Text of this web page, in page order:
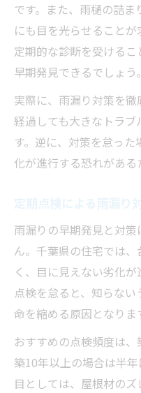
です。また、雨樋の詰
にも目を光らせること
定期的な診断を受ける
早期発見できるでしょう。
実際に、雨漏り対策を
経過しても大きなトラ
す。逆に、対策を怠っ
化が進行する恐れがある
雨漏りの早期発見と対
ん。千葉県の住宅では
く、目に見えない劣化が
点検を怠ると、知らな
命を縮める原因となりま
おすすめの点検頻度は、
築10年以上の場合は半
目としては、屋根材の